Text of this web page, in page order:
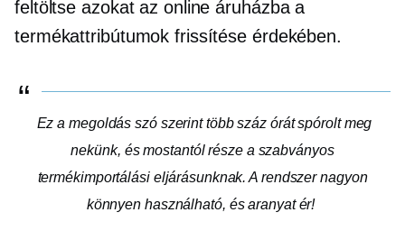
feltöltse azokat az online áruházba a
termékattribútumok frissítése érdekében.
Ez a megoldás szó szerint több száz órát spórolt meg
nekünk, és mostantól része a szabványos
termékimportálási eljárásunknak. A rendszer nagyon
könnyen használható, és aranyat ér!